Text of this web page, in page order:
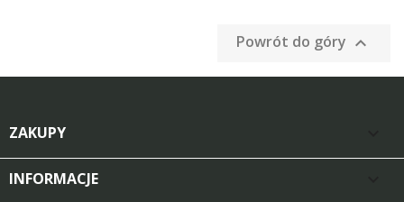
Powrót do góry 
ZAKUPY
INFORMACJE